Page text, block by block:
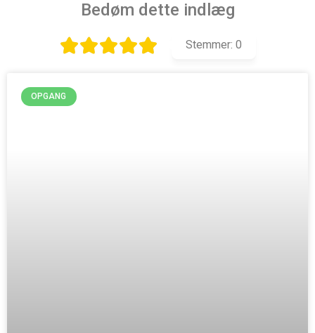
Bedøm dette indlæg
Stemmer: 0
OPGANG